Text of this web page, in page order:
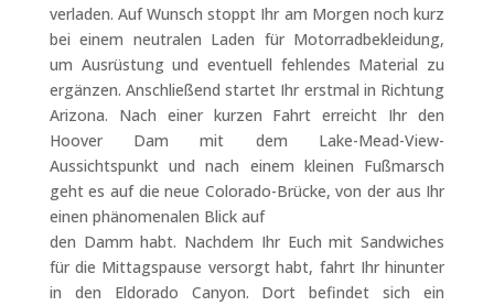
verladen. Auf Wunsch stoppt Ihr am Morgen noch kurz
bei einem neutralen Laden für Motorradbekleidung,
um Ausrüstung und eventuell fehlendes Material zu
ergänzen. Anschließend startet Ihr erstmal in Richtung
Arizona. Nach einer kurzen Fahrt erreicht Ihr den
Hoover Dam mit dem Lake-Mead-View-
Aussichtspunkt und nach einem kleinen Fußmarsch
geht es auf die neue Colorado-Brücke, von der aus Ihr
einen phänomenalen Blick auf
den Damm habt. Nachdem Ihr Euch mit Sandwiches
für die Mittagspause versorgt habt, fahrt Ihr hinunter
in den Eldorado Canyon. Dort befindet sich ein